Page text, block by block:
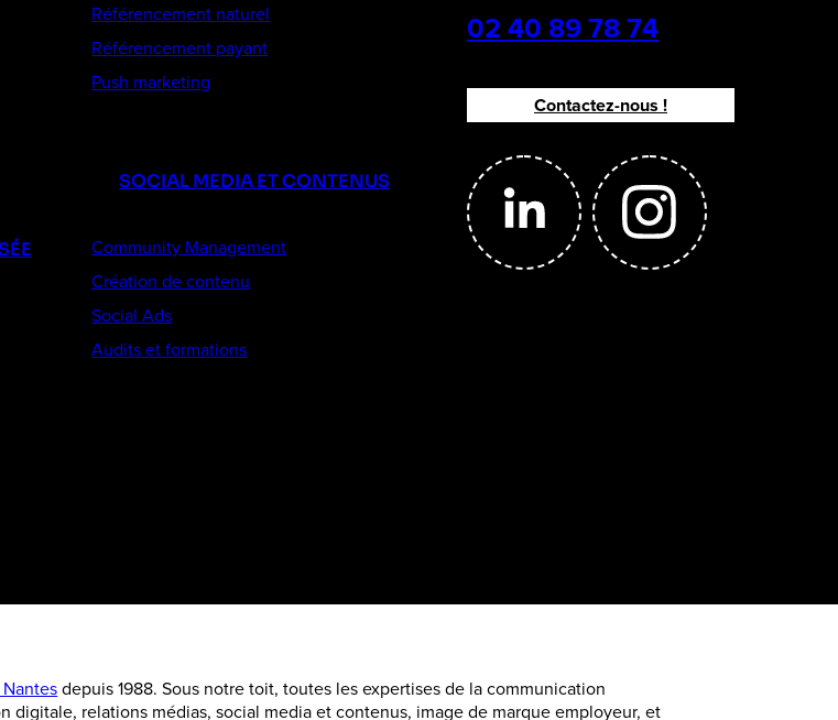
Référencement naturel
Référencement payant
Push marketing
SOCIAL MEDIA ET CONTENUS
Community Management
Création de contenu
Social Ads
Audits et formations
02 40 89 78 74
Contactez-nous !
depuis 1988. Sous notre toit, toutes les expertises de la communication
relations médias, social media et contenus, image de marque employeur, et